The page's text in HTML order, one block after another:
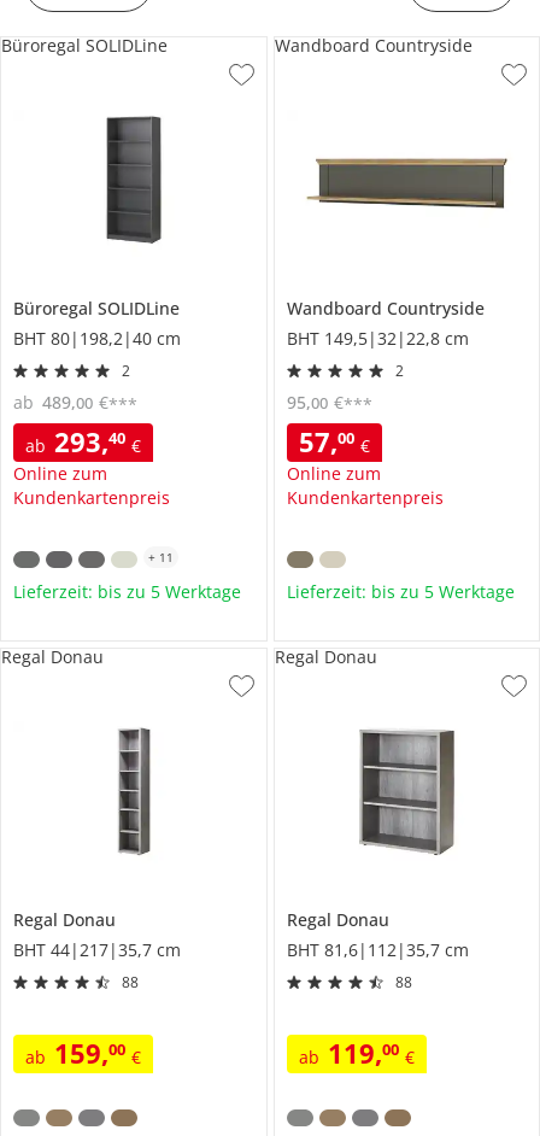
Büroregal SOLIDLine
BHT 80|198,2|40 cm
2
ab 293,40 €
Online zum
Kundenkartenpreis
ab 489,00 €***
Büroregal SOLIDLine
+ 11
Lieferzeit: bis zu 5 Werktage
Wandboard Countryside
BHT 149,5|32|22,8 cm
2
57,00 €
Online zum
Kundenkartenpreis
95,00 €***
Wandboard Countryside
Lieferzeit: bis zu 5 Werktage
Regal Donau
BHT 44|217|35,7 cm
88
ab 159,00 €
Regal Donau
Regal Donau
BHT 81,6|112|35,7 cm
88
ab 119,00 €
Regal Donau